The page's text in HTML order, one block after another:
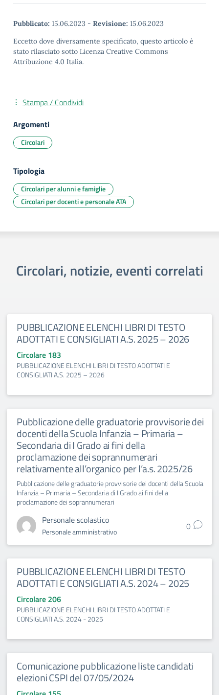
Pubblicato: 15.06.2023 - Revisione: 15.06.2023
Eccetto dove diversamente specificato, questo articolo è
stato rilasciato sotto Licenza Creative Commons
Attribuzione 4.0 Italia.
Stampa / Condividi
Argomenti
Circolari
Tipologia
Circolari per alunni e famiglie
Circolari per docenti e personale ATA
Circolari, notizie, eventi correlati
PUBBLICAZIONE ELENCHI LIBRI DI TESTO
ADOTTATI E CONSIGLIATI A.S. 2025 – 2026
Circolare 183
PUBBLICAZIONE ELENCHI LIBRI DI TESTO ADOTTATI E
CONSIGLIATI A.S. 2025 – 2026
Pubblicazione delle graduatorie provvisorie dei
docenti della Scuola Infanzia – Primaria –
Secondaria di I Grado ai fini della
proclamazione dei soprannumerari
relativamente all’organico per l’a.s. 2025/26
Pubblicazione delle graduatorie provvisorie dei docenti della Scuola
Infanzia – Primaria – Secondaria di I Grado ai fini della
proclamazione dei soprannumerari
Personale scolastico
Personale amministrativo 0
PUBBLICAZIONE ELENCHI LIBRI DI TESTO
ADOTTATI E CONSIGLIATI A.S. 2024 – 2025
Circolare 206
PUBBLICAZIONE ELENCHI LIBRI DI TESTO ADOTTATI E
CONSIGLIATI A.S. 2024 - 2025
Comunicazione pubblicazione liste candidati
elezioni CSPI del 07/05/2024